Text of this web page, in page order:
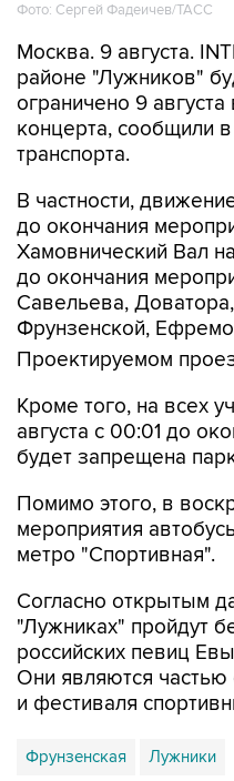
Фото: Сергей Фадеичев/ТАСС
Москва. 9 августа.
районе "Лужников"
ограничено 9
концерта, сообщили
транспорта.
В частности,
до окончания
Хамовнический Вал
до окончания
Савельева,
Фрунзенской,
Проектируемом
Кроме того, на всех
августа с 00:01 до
будет запрещена
Помимо этого, в
мероприятия
метро "Спортивная".
Согласно открытым
"Лужниках" пройдут
российских певиц
Они являются частью
и фестиваля
Фрунзенская Лужники